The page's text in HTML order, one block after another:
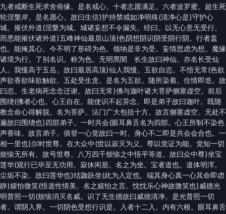
九者戒断生死求舍俗缘。是名戒心。十者志愿满足。六者波罗蜜。超生死
轮涅槃岸。是名愿心。故曰生信)护持禁戒如净明殊(清净心是)守护心
城。摧伏外道(涅槃为城。城诸妄想不令漏失。经曰。以无心意无受行。
而悉能摧伏诸外道)五峰神仙最居山顶(色阴想阴识阴受阴行阴。行者盖
也。能掩其心。今不明了形碍为色。领纳是非为受。妄情思虑为想。魔缘
诸境为行。了别名识。称为色。无明黑闇 长生故曰神仙。亦名长受仙
人。我慢高于五岳。故曰最居高顶)仙人我慢。五欲自恣。不悟无常(色欲
声欲香欲味欲触欲。五处受生贪。是名为五欲。随所染着。住情即造。故
曰恣。生老病死念念迁谢。故曰无常)佛与迦叶诸大菩萨侧塞虚空。前后
围绕(佛者心也。心王自在。能使识不起异念。即是弟子故曰迦叶。既随
教念命心得解脱。名为菩萨。法门广大包括十方。故言侧塞虚空。无处不
遍故曰围绕也)四部弟子。一时共会(眼耳鼻舌名为四部。心王所制不染色
声香味。故言弟子。俱登一心觉故曰一时。身心不二即是共会会合也。一
相一里也)尔时世尊。在大众中(世以寂灭为义。尊以觉证为能。觉知一切
烦恼无所有。故号世尊。八万四千烦恼之中悟平等道。故曰众中尊)坐宝
莲华(观行已毕至无功用。寂休闲居。名之为坐。宝者道也。道体明浑。
尘垢不染。故曰莲华也)结跏趺坐(此为入定也。端其身心真一心其命即虑
静)嬉怡微笑(悟道性情美。名之嬉怡之言。忱忱乐心神故微笑也)威德光
明普照一切(烦恼消灭名威。识了无生德故曰威德清净。是光普照一切
者。谓阴入界。一切阴色受想行识是。入者十二入。内有六根。眼耳鼻舌